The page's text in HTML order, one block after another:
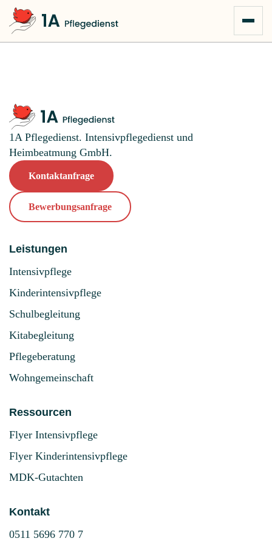
1A Pflegedienst. Intensivpflegedienst und
Heimbeatmung GmbH.
Kontaktanfrage
Bewerbungsanfrage
Leistungen
Intensivpflege
Kinderintensivpflege
Schulbegleitung
Kitabegleitung
Pflegeberatung
Wohngemeinschaft
Ressourcen
Flyer Intensivpflege
Flyer Kinderintensivpflege
MDK-Gutachten
Kontakt
0511 5696 770 7